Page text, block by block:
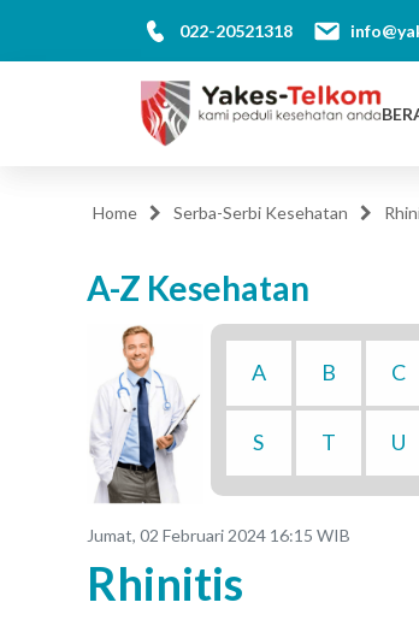
022-20521318
Home Serba-Serbi Kesehatan
A-Z Kesehatan
A B C
S T U
Jumat, 02 Februari 2024 16:15 WIB
Rhinitis